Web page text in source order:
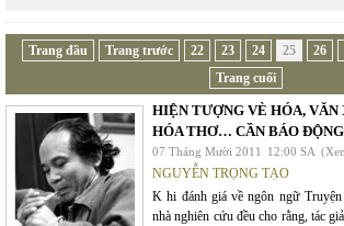
Trang đầu Trang trước 22 23 24 25 26
Trang cuối
HIỆN TƯỢNG VÈ HÓA, VĂN
HÓA THƠ… CẦN BÁO ĐỘNG
07 Tháng Mười 2011 12:00 SA
NGUYỄN TRỌNG TẠO
K hi đánh giá về ngôn ngữ
nhà nghiên cứu đều cho rằng, tác